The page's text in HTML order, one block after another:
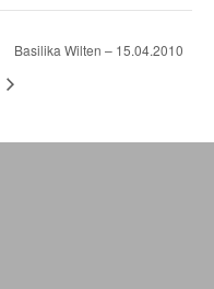
Basilika Wilten – 15.04.2010